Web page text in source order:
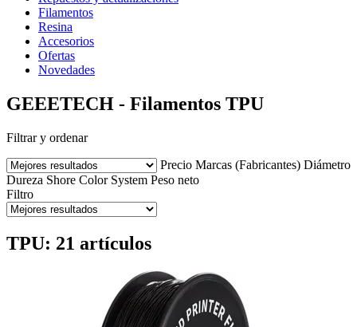
Filamentos
Resina
Accesorios
Ofertas
Novedades
GEEETECH - Filamentos TPU
Filtrar y ordenar
Precio Marcas (Fabricantes) Diámetro
Dureza Shore Color System Peso neto
Filtro
TPU: 21 artículos